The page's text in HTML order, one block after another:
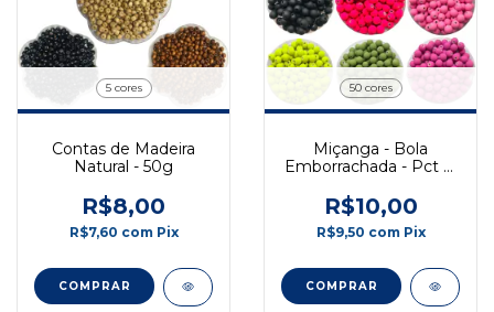
5 cores
Contas de Madeira
Natural - 50g
R$8,00
R$7,60 com Pix
COMPRAR
50 cores
Miçanga - Bola
Emborrachada - Pct c/
R$10,00
R$9,50 com Pix
COMPRAR